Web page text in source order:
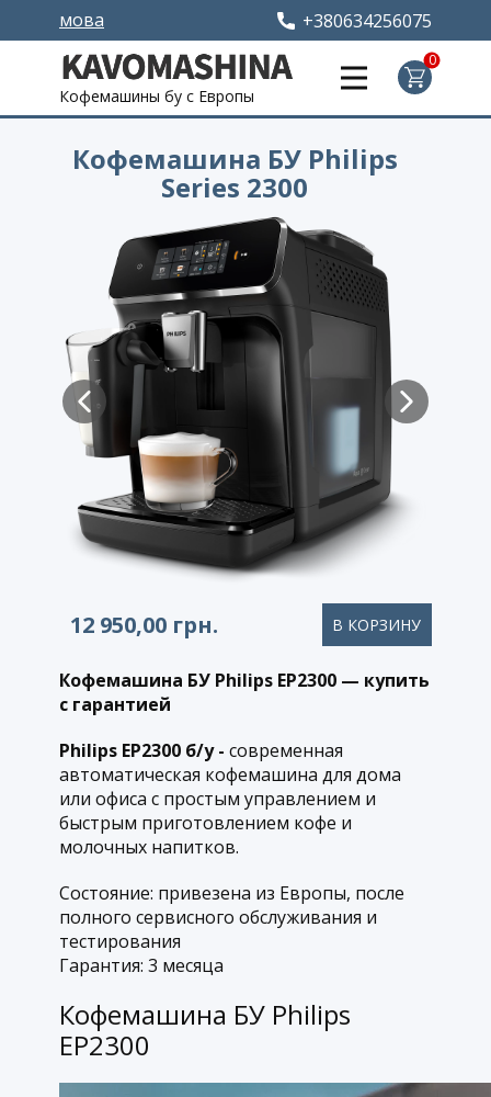
мова +380634256075
0
Кофемашины бу с Европы
Кофемашина БУ Philips
Series 2300
12 950,00 грн. В КОРЗИНУ​
Кофемашина БУ Philips EP2300 — купить
с гарантией
Philips EP2300 б/у - современная
автоматическая кофемашина для дома
или офиса с простым управлением и
быстрым приготовлением кофе и
молочных напитков.
Состояние: привезена из Европы, после
полного сервисного обслуживания и
тестирования
Гарантия: 3 месяца
Кофемашина БУ Philips
EP2300